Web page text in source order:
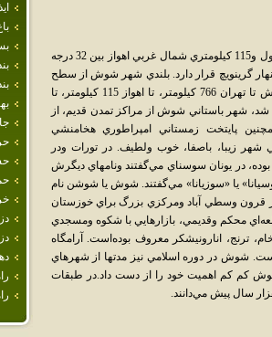
حر
شهر شوش با 5/6 کيلومتر مربع مساحت در 24 کيلومتري جنوب غربي دزفول و115 کيلومتري شمال غربي اهواز بين 32 درجه
نسبت به نصف النهار گرينويچ قرار دارد. بلندي شهر شوش از سطح
دريا 87 متر وفاصله هوايي تا تهران 479 کيلومتر است. فاصله زميني شوش تا تهران 766 کيلومتر، تا اهواز 115 کيلومتر، تا
حدود 1329 هـ.ش به بخش تبديل شد، شهر باستاني شوش از مراکز تمدن قديم، از
پايتخت زمستاني امپراطوري هخامنشي
زيبا، باصفا، خوب ولطيف. در تورات ودر
در يونان سوسناي مي‌گفتند ونامهاي ديگرش
يا «سوزيانا» مي‌گفتند. شوش يا شوشن نام
قرون وسطي آباد ومرکزي بزرگ براي خوزستان
محکم وقديمي، بازارهايي با شکوه ومسجدي
ترنج، انارونيشکر معروف بوده‌است. آرامگاه
شوش در دوره اسلامي نيز مدتها از شهرهاي
کم کم اهميت خود را از دست داد.در طبقات